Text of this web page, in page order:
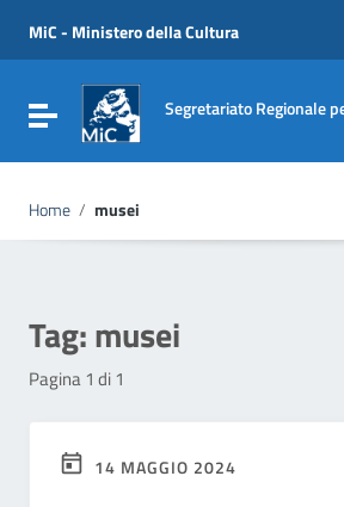
Vai al menu di navigazione
Vai al footer
MiC - Ministero della Cultura
Attiva / disattiva la navigazione
Segretariato Regionale
Home / musei
Tag:musei
Pagina 1 di 1
14 MAGGIO 2024